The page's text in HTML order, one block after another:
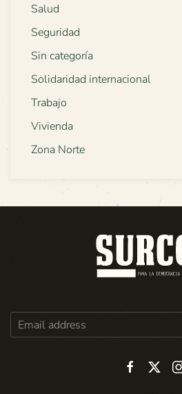
Salud
Seguridad
Sin categoría
Solidaridad internacional
Trabajo
Vivienda
Zona Norte